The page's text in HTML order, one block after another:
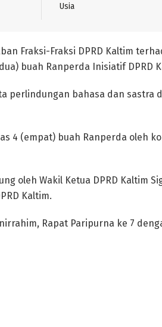
Usia
Fraksi-Fraksi DPRD Kaltim
buah Ranperda Inisiatif DPRD
perlindungan bahasa dan sastra
4 (empat) buah Ranperda oleh
oleh Wakil Ketua DPRD Kaltim
Kaltim.
Rapat Paripurna ke 7